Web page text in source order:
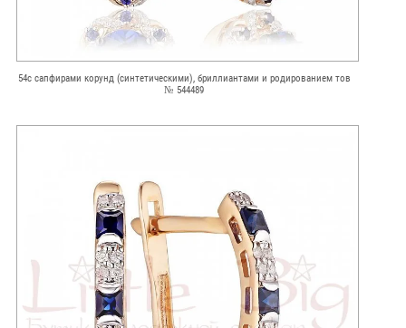
54с сапфирами корунд (синтетическими), бриллиантами и родированием тов
№ 544489